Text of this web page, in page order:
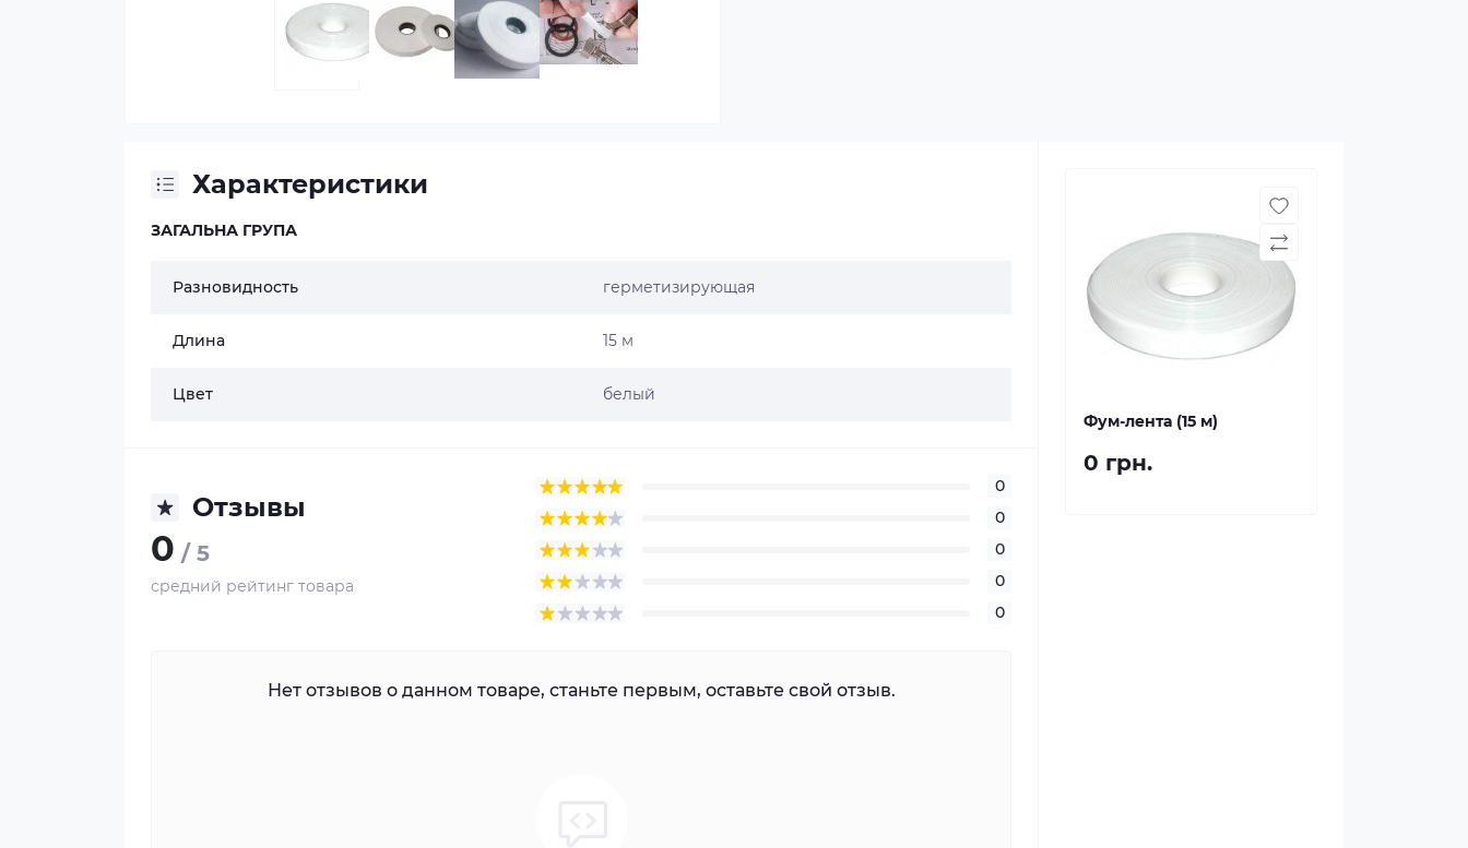
Характеристики
ЗАГАЛЬНА ГРУПА
Разновидность герметизирующая
Длина 15 м
Цвет белый
Отзывы
0 / 5
средний рейтинг товара
0
0
0
0
0
Нет отзывов о данном товаре, станьте первым, оставьте свой отзыв.
Фум-лента (15 м)
0 грн.